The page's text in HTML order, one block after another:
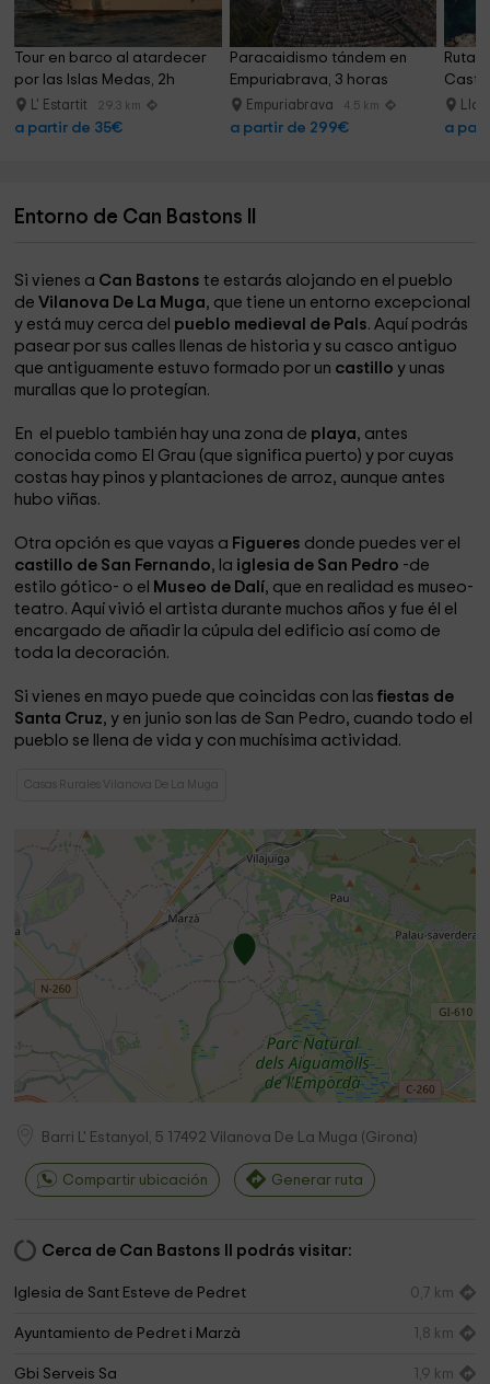
Tour en barco al atardecer
por las Islas Medas, 2h
L' Estartit 29.3 km
a partir de 35€
Paracaidismo tándem en
Empuriabrava, 3 horas
Empuriabrava 4.5 km
a partir de 299€
Ruta
a
Entorno de Can Bastons II
Si vienes a Can Bastons te estarás alojando en el pueblo
de Vilanova De La Muga, que tiene un entorno excepcional
y está muy cerca del pueblo medieval de Pals. Aquí podrás
pasear por sus calles llenas de historia y su casco antiguo
que antiguamente estuvo formado por un castilloy unas
murallas que lo protegían.
En el pueblo también hay una zona de playa, antes
conocida como El Grau (que significa puerto) y por cuyas
costas hay pinos y plantaciones de arroz, aunque antes
hubo viñas.
Otra opción es que vayas a Figueres donde puedes ver el
castillo de San Fernando, la iglesia de San Pedro -de
estilo gótico- o el
Museo de Dalí, que en realidad es museo-
teatro. Aquí vivió el artista durante muchos años y fue él el
encargado de añadir la cúpula del edificio así como de
toda la decoración.
Si vienes en mayo puede que coincidas con las fiestas de
Santa Cruz, y en junio son las de San Pedro, cuando todo el
pueblo se llena de vida y con muchísima actividad.
Casas Rurales Vilanova De La Muga
Barri L' Estanyol, 5 17492 Vilanova De La Muga (Girona)
Compartir ubicación Generar ruta
Cerca de Can Bastons II podrás visitar:
Iglesia de Sant Esteve de Pedret 0,7 km
Ayuntamiento de Pedret i Marzà 1,8 km
Gbi Serveis Sa 1,9 km